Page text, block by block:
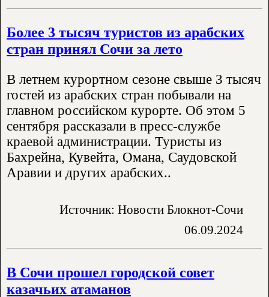
Более 3 тысяч туристов из арабских
стран принял Сочи за лето
В летнем курортном сезоне свыше 3 тысяч
гостей из арабских стран побывали на
главном российском курорте. Об этом 5
сентября рассказали в пресс-службе
краевой администрации. Туристы из
Бахрейна, Кувейта, Омана, Саудовской
Аравии и других арабских..
Источник: Новости Блокнот-Сочи
06.09.2024
В Сочи прошел городской совет
казачьих атаманов